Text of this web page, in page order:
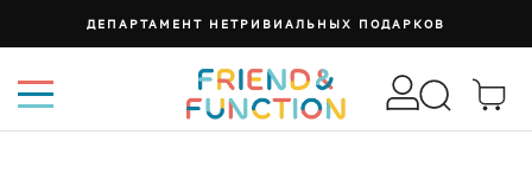
ДЕПАРТАМЕНТ НЕТРИВИАЛЬНЫХ ПОДАРКОВ